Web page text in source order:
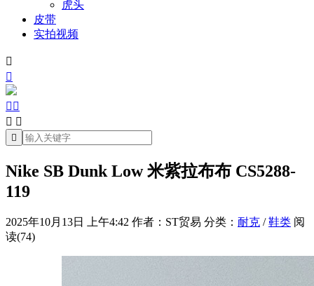
虎头
皮带
实拍视频


 
 

Nike SB Dunk Low 米紫拉布布 CS5288-
119
2025年10月13日 上午4:42 作者：ST贸易 分类： 耐克 /鞋类 阅
读(74)